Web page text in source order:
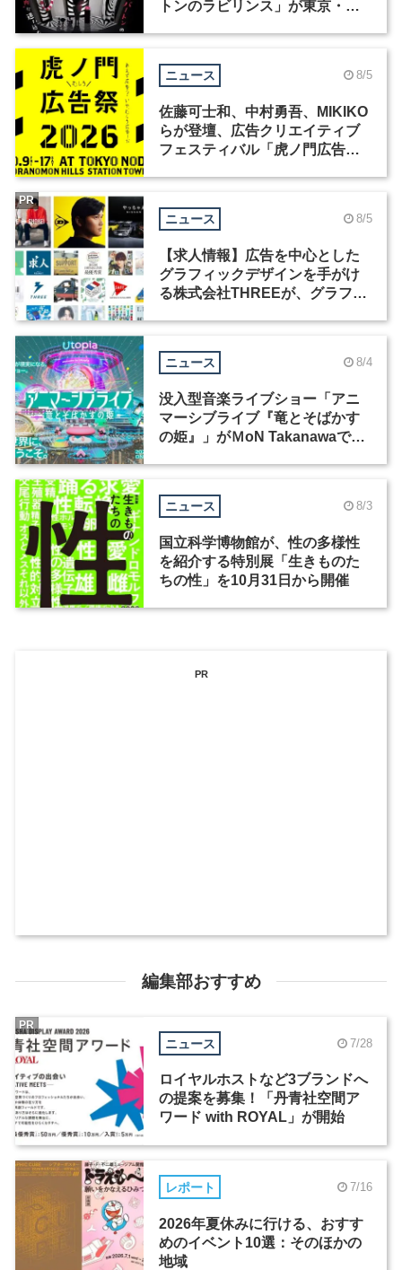
トンのラビリンス」が東京・豊
ニュース 8/5
佐藤可士和、中村勇吾、MIKIKO
らが登壇、広告クリエイティブ
フェスティバル「虎ノ門広告
ニュース 8/5
【求人情報】広告を中心とした
グラフィックデザインを手がけ
る株式会社THREEが、グラフィ
PR
ニュース 8/4
没入型音楽ライブショー「アニ
マーシブライブ『竜とそばかす
の姫』」がＭoN Takanawaで開
ニュース 8/3
国立科学博物館が、性の多様性
を紹介する特別展「生きものた
ちの性」を10月31日から開催
PR
編集部おすすめ
ニュース 7/28
ロイヤルホストなど3ブランドへ
の提案を募集！「丹青社空間ア
ワード with ROYAL」が開始
PR
レポート 7/16
2026年夏休みに行ける、おすす
めのイベント10選：そのほかの
地域